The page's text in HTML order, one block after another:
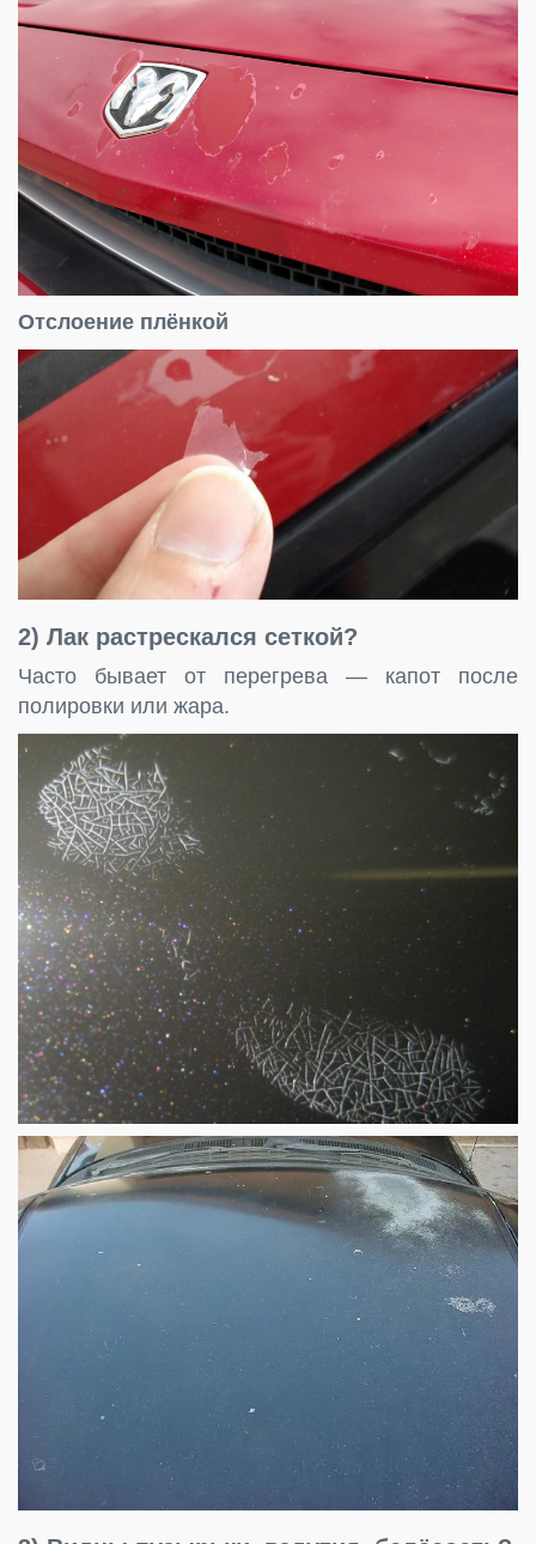
Отслоение плёнкой
2) Лак растрескался сеткой?
Часто бывает от перегрева — капот после
полировки или жара.